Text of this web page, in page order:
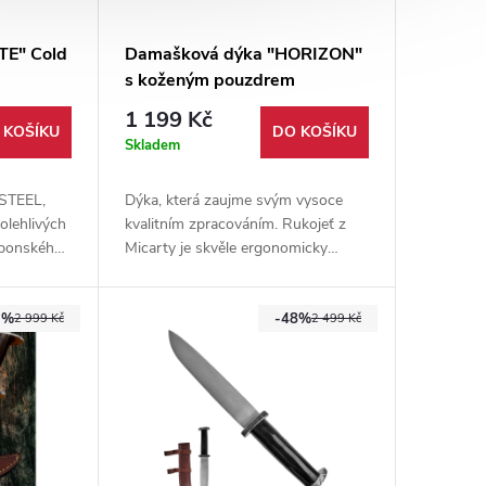
Cold
Damašková dýka "HORIZON"
s koženým pouzdrem
1 199 Kč
Skladem
DO KOŠÍKU
Dýka, která zaujme svým vysoce
kvalitním zpracováním. Rukojeť z
Micarty je skvěle ergonomicky
2 999 Kč 2 499 Kč
-48%